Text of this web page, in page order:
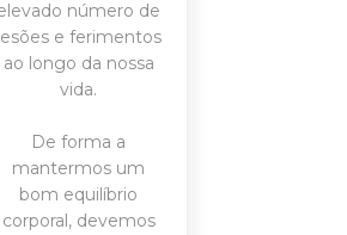
número de
e ferimentos
ao longo da nossa
vida.
De forma a
mantermos um
bom equilíbrio
corporal, devemos